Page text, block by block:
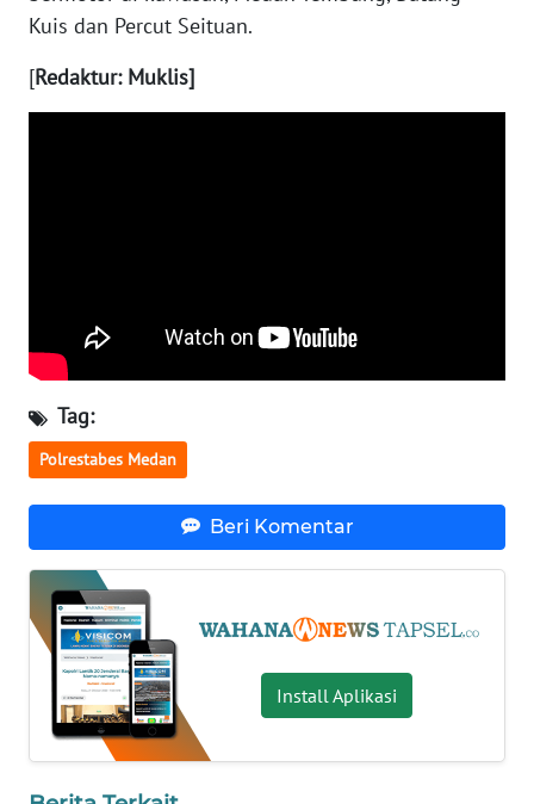
Kuis dan Percut Seituan.
[Redaktur: Muklis]
Tag:
Polrestabes Medan
Beri Komentar
Install Aplikasi
KALTARA
SULSEL
WN
GORONTALO
WN
MALUKU
WN
MALUT
WN